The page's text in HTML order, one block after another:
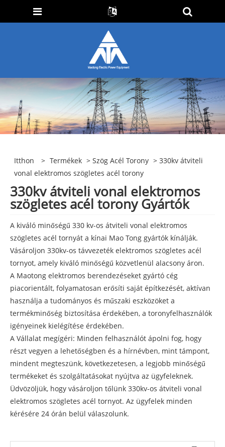
Itthon > Termékek >Szög Acél Torony > 330kv átviteli
vonal elektromos szögletes acél torony
330kv átviteli vonal elektromos
szögletes acél torony Gyártók
A kiváló minőségű 330 kv-os átviteli vonal elektromos
szögletes acél tornyát a kínai Mao Tong gyártók kínálják.
Vásároljon 330kv-os távvezeték elektromos szögletes acél
tornyot, amely kiváló minőségű közvetlenül alacsony áron.
A Maotong elektromos berendezéseket gyártó cég
piacorientált, folyamatosan erősíti saját építkezését, aktívan
használja a tudományos és műszaki eszközöket a
termékminőség biztosítása érdekében, a toronyfelhasználók
igényeinek kielégítése érdekében.
A Vállalat megígéri: Minden felhasználót ápolni fog, hogy
részt vegyen a lehetőségben és a hírnévben, mint támpont,
mindent megteszünk, következetesen, a legjobb minőségű
termékeket és szolgáltatásokat nyújtva az ügyfeleknek.
Üdvözöljük, hogy vásároljon tőlünk 330kv-os átviteli vonal
elektromos szögletes acél tornyot. Az ügyfelek minden
kérésére 24 órán belül válaszolunk.